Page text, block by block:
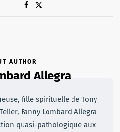
AUTHOR
Allegra
fille spirituelle de Tony
Fanny Lombard Allegra
quasi-pathologique aux